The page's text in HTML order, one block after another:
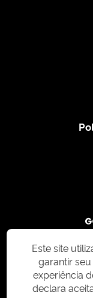
© 2026
Este site e todo o seu
Este site
garantir
experiência
declara